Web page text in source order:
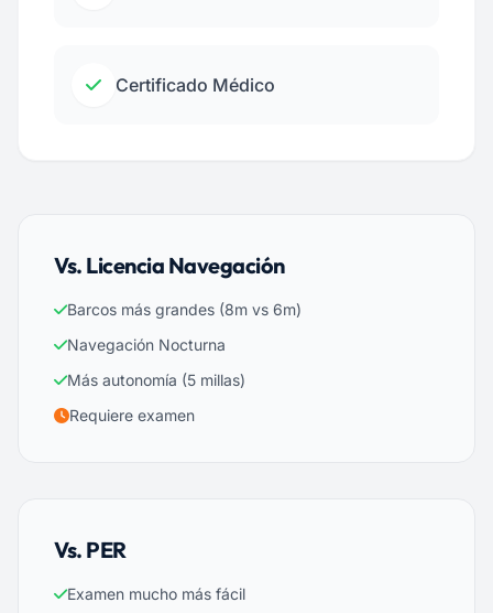
Certificado Médico
Vs. Licencia Navegación
Barcos más grandes (8m vs 6m)
Navegación Nocturna
Más autonomía (5 millas)
Requiere examen
Vs. PER
Examen mucho más fácil